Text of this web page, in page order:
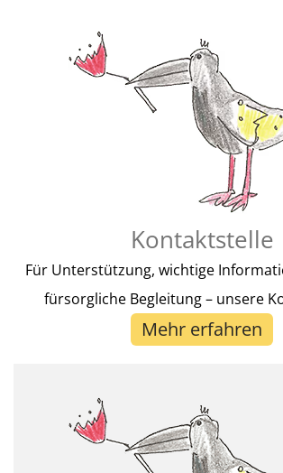
Kontaktstelle
Für Unterstützung, wichtige
fürsorgliche Begleitung – unsere
Mehr erfahren